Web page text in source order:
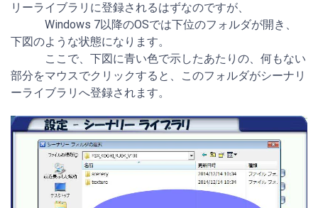
リーライブラリに登録されるはずなのですが、
Windows 7以降のOSでは下位のフォルダが開き、
下図のような状態になります。
ここで、下図に青い色で示したあたりの、何もない
部分をマウスでクリックすると、このフォルダがシーナリ
ーライブラリへ登録されます。